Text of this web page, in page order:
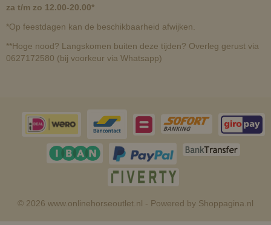
za t/m zo 12.00-20.00*
*Op feestdagen kan de beschikbaarheid afwijken.
**Hoge nood? Langskomen buiten deze tijden? Overleg gerust via
0627172580 (bij voorkeur via Whatsapp)
© 2026 www.onlinehorseoutlet.nl - Powered by Shoppagina.nl